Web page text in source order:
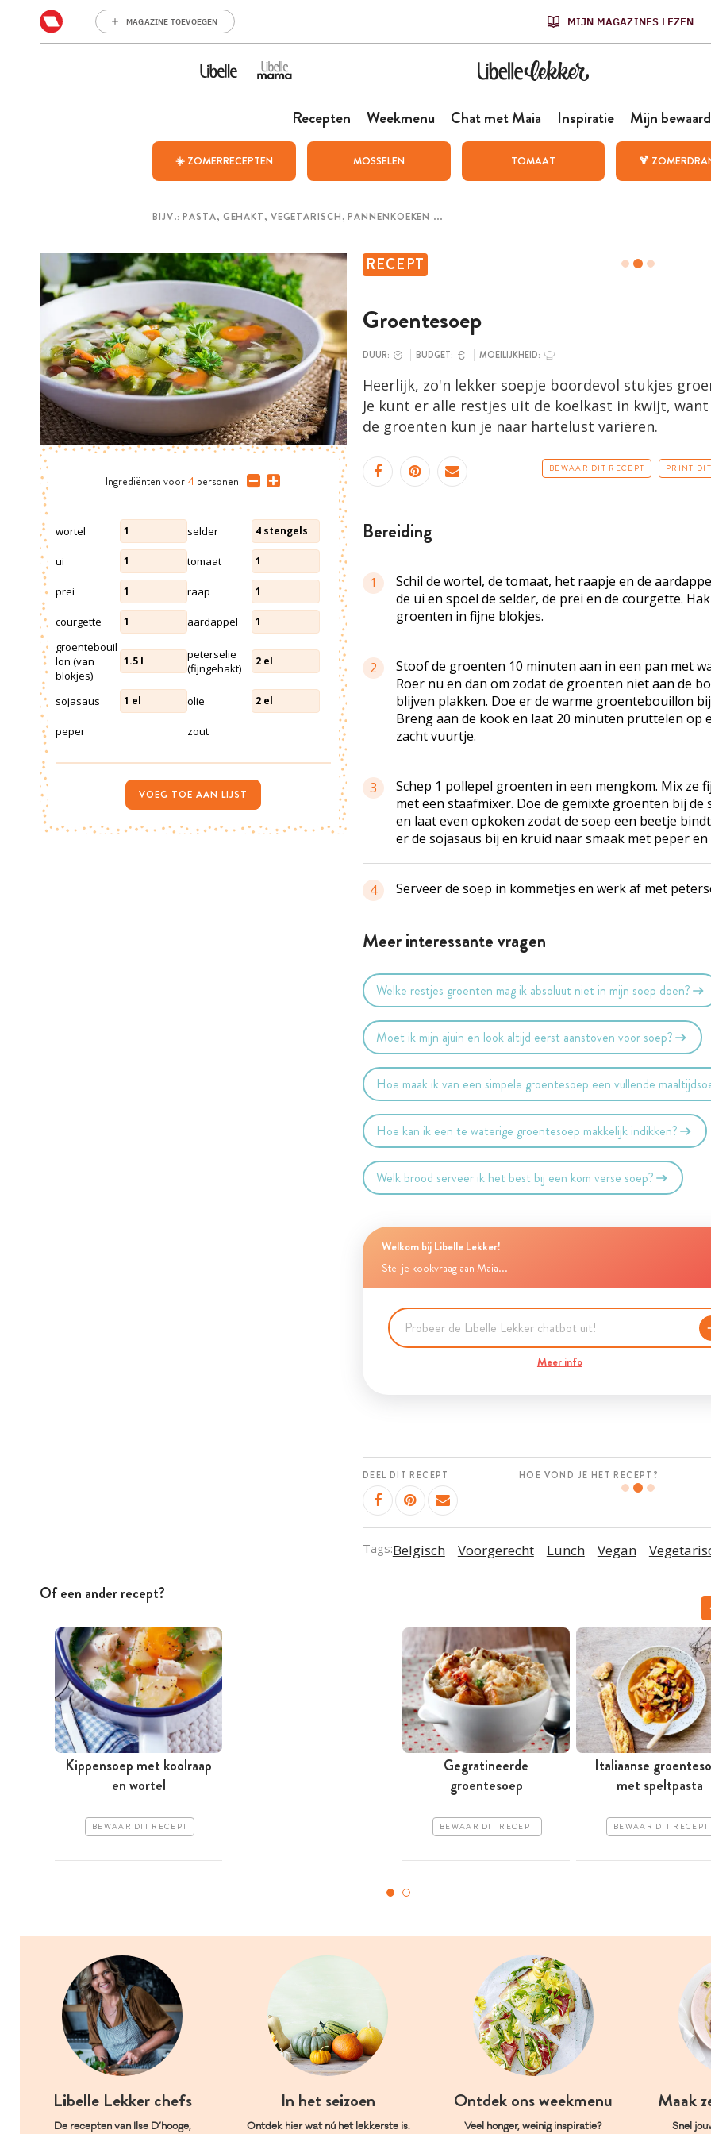
MAGAZINE TOEVOEGEN MIJN MAGAZINES LEZEN
Recepten Weekmenu Chat met Maia Inspiratie Mijn
☀️ ZOMERRECEPTEN MOSSELEN TOMAAT 🍹
RECEPT
Groentesoep
DUUR: BUDGET: MOEILIJKHEID:
Heerlijk, zo'n lekker soepje boordevol stukjes
Je kunt er alle restjes uit de koelkast in kwijt,
de groenten kun je naar hartelust variëren.
BEWAAR DIT RECEPT PRINT
bereiding
1
Schil de wortel, de tomaat, het raapje en de
de ui en spoel de selder, de prei en de courgette.
groenten in fijne blokjes.
2
Stoof de groenten 10 minuten aan in een pan met
Roer nu en dan om zodat de groenten niet aan de
blijven plakken. Doe er de warme groentebouillon
Breng aan de kook en laat 20 minuten pruttelen op
zacht vuurtje.
3
Schep 1 pollepel groenten in een mengkom. Mix ze
met een staafmixer. Doe de gemixte groenten bij de
en laat even opkoken zodat de soep een beetje
er de sojasaus bij en kruid naar smaak met peper
4 Serveer de soep in kommetjes en werk af met
Meer interessante vragen
Welke restjes groenten mag ik absoluut niet in mijn soep doen?
Moet ik mijn ajuin en look altijd eerst aanstoven voor soep?
Hoe maak ik van een simpele groentesoep een vullende
Hoe kan ik een te waterige groentesoep makkelijk indikken?
Welk brood serveer ik het best bij een kom verse soep?
Welkom bij Libelle Lekker!
Stel je kookvraag aan Maia...
Meer info
DEEL DIT RECEPT HOE VOND JE HET RECEPT?
Tags:Belgisch Voorgerecht Lunch Vegan
Ingrediënten voor 4 personen
wortel 1 selder 4 stengels
ui 1 tomaat 1
prei 1 raap 1
courgette 1 aardappel 1
groentebouil
lon (van
blokjes)
1.5 l
peterselie
(fijngehakt)
2 el
sojasaus 1 el olie 2 el
peper zout
VOEG TOE AAN LIJST
Of een ander recept?
Kippensoep met koolraap
en wortel
BEWAAR DIT RECEPT
Gegratineerde
groentesoep
BEWAAR DIT RECEPT
Italiaanse
met speltpasta
BEWAAR DIT RECEPT
Libelle Lekker chefs
De recepten van Ilse D’hooge,
In het seizoen
Ontdek hier wat nú het lekkerste is.
Ontdek ons weekmenu
Veel honger, weinig inspiratie?
Maak
Snel